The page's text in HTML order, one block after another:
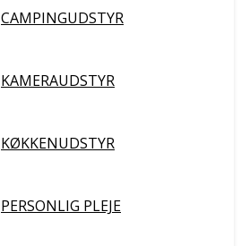
CAMPINGUDSTYR
KAMERAUDSTYR
KØKKENUDSTYR
PERSONLIG PLEJE